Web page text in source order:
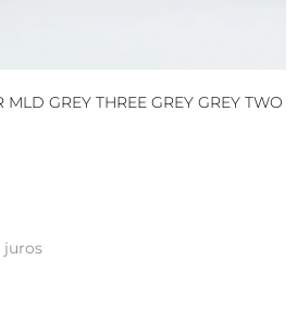
GREY THREE GREY GREY TWO
juros